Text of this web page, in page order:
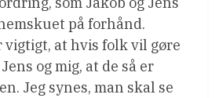
på forhånd.
vigtigt, at hvis folk vil gøre
og mig, at de så er
Jeg synes, man skal se